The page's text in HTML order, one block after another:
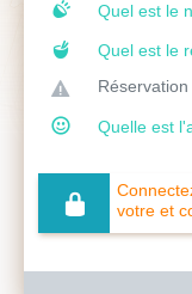
Quel est le
Quel est le
Quelle est
votre et